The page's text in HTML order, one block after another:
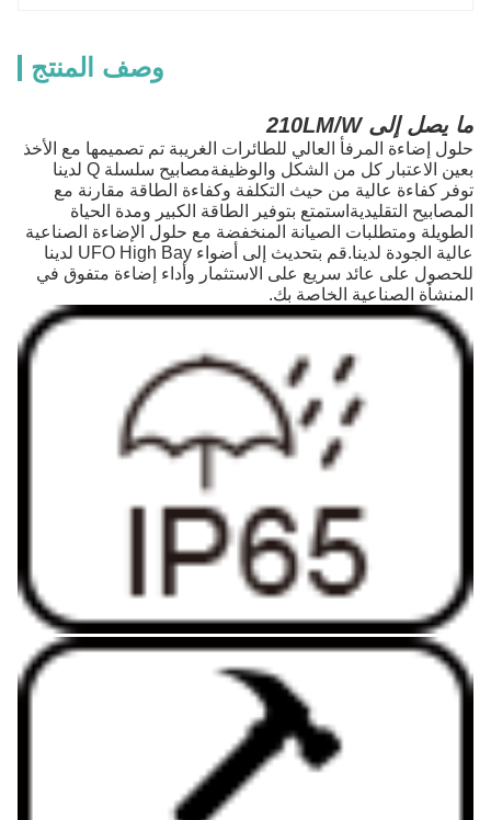
وصف المنتج
ما يصل إلى 210LM/W
حلول إضاءة المرفأ العالي للطائرات الغريبة تم تصميمها مع الأخذ
بعين الاعتبار كل من الشكل والوظيفةمصابيح سلسلة Q لدينا
توفر كفاءة عالية من حيث التكلفة وكفاءة الطاقة مقارنة مع
المصابيح التقليديةاستمتع بتوفير الطاقة الكبير ومدة الحياة
الطويلة ومتطلبات الصيانة المنخفضة مع حلول الإضاءة الصناعية
عالية الجودة لدينا.قم بتحديث إلى أضواء UFO High Bay لدينا
للحصول على عائد سريع على الاستثمار وأداء إضاءة متفوق في
المنشأة الصناعية الخاصة بك.